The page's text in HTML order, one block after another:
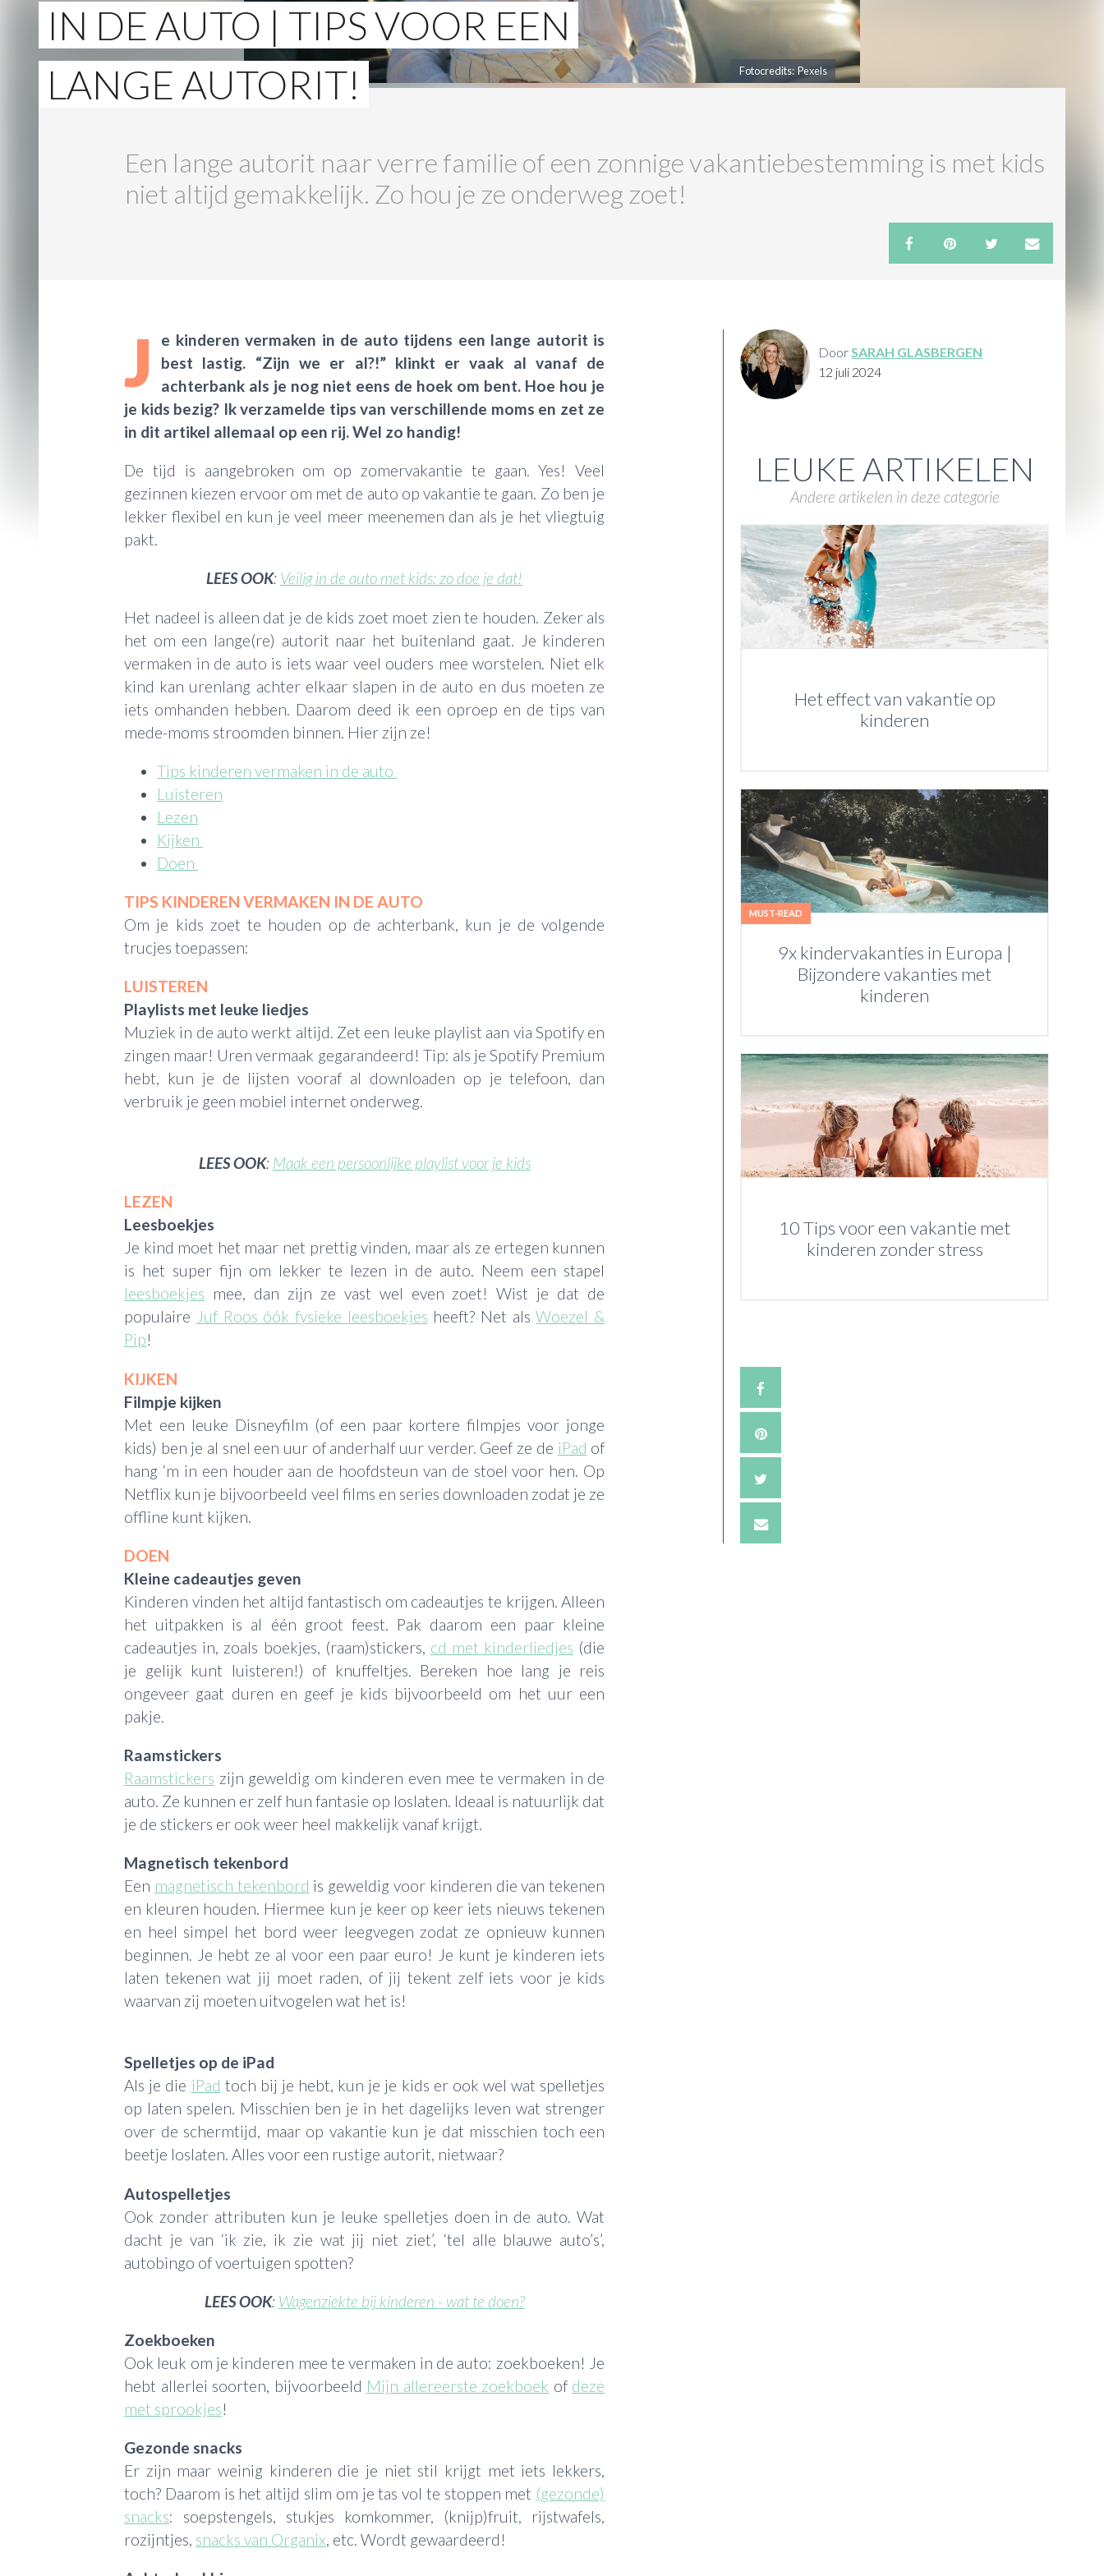
Fotocredits: Pexels
IN DE AUTO | TIPS VOOR EEN
LANGE AUTORIT!
Een lange autorit naar verre familie of een zonnige vakantiebestemming is met kids
niet altijd gemakkelijk. Zo hou je ze onderweg zoet!
J
e kinderen vermaken in de auto tijdens een lange autorit is
best lastig. “Zijn we er al?!” klinkt er vaak al vanaf de
achterbank als je nog niet eens de hoek om bent. Hoe hou je
je kids bezig? Ik verzamelde tips van verschillende moms en zet ze
in dit artikel allemaal op een rij. Wel zo handig!
De tijd is aangebroken om op zomervakantie te gaan. Yes! Veel
gezinnen kiezen ervoor om met de auto op vakantie te gaan. Zo ben je
lekker flexibel en kun je veel meer meenemen dan als je het vliegtuig
pakt.
LEES OOK: Veilig in de auto met kids: zo doe je dat!
Het nadeel is alleen dat je de kids zoet moet zien te houden. Zeker als
het om een lange(re) autorit naar het buitenland gaat. Je kinderen
vermaken in de auto is iets waar veel ouders mee worstelen. Niet elk
kind kan urenlang achter elkaar slapen in de auto en dus moeten ze
iets omhanden hebben. Daarom deed ik een oproep en de tips van
mede-moms stroomden binnen. Hier zijn ze!
Tips kinderen vermaken in de auto
Luisteren
Lezen
Kijken
Doen
TIPS KINDEREN VERMAKEN IN DE AUTO
Om je kids zoet te houden op de achterbank, kun je de volgende
trucjes toepassen:
LUISTEREN
Playlists met leuke liedjes
Muziek in de auto werkt altijd. Zet een leuke playlist aan via Spotify en
zingen maar! Uren vermaak gegarandeerd! Tip: als je Spotify Premium
hebt, kun je de lijsten vooraf al downloaden op je telefoon, dan
verbruik je geen mobiel internet onderweg.
LEES OOK: Maak een persoonlijke playlist voor je kids
LEZEN
Leesboekjes
Je kind moet het maar net prettig vinden, maar als ze ertegen kunnen
is het super fijn om lekker te lezen in de auto. Neem een stapel
leesboekjes mee, dan zijn ze vast wel even zoet! Wist je dat de
populaire Juf Roos óók fysieke leesboekjes heeft? Net alsWoezel &
Pip!
KIJKEN
Filmpje kijken
Met een leuke Disneyfilm (of een paar kortere filmpjes voor jonge
kids) ben je al snel een uur of anderhalf uur verder. Geef ze de iPad of
hang ‘m in een houder aan de hoofdsteun van de stoel voor hen. Op
Netflix kun je bijvoorbeeld veel films en series downloaden zodat je ze
offline kunt kijken.
DOEN
Kleine cadeautjes geven
Kinderen vinden het altijd fantastisch om cadeautjes te krijgen. Alleen
het uitpakken is al één groot feest. Pak daarom een paar kleine
cadeautjes in, zoals boekjes, (raam)stickers, cd met kinderliedjes (die
je gelijk kunt luisteren!) of knuffeltjes. Bereken hoe lang je reis
ongeveer gaat duren en geef je kids bijvoorbeeld om het uur een
pakje.
Raamstickers
Raamstickers zijn geweldig om kinderen even mee te vermaken in de
auto. Ze kunnen er zelf hun fantasie op loslaten. Ideaal is natuurlijk dat
je de stickers er ook weer heel makkelijk vanaf krijgt.
Magnetisch tekenbord
Een magnetisch tekenbord is geweldig voor kinderen die van tekenen
en kleuren houden. Hiermee kun je keer op keer iets nieuws tekenen
en heel simpel het bord weer leegvegen zodat ze opnieuw kunnen
beginnen. Je hebt ze al voor een paar euro! Je kunt je kinderen iets
laten tekenen wat jij moet raden, of jij tekent zelf iets voor je kids
waarvan zij moeten uitvogelen wat het is!
Spelletjes op de iPad
Als je die iPad toch bij je hebt, kun je je kids er ook wel wat spelletjes
op laten spelen. Misschien ben je in het dagelijks leven wat strenger
over de schermtijd, maar op vakantie kun je dat misschien toch een
beetje loslaten. Alles voor een rustige autorit, nietwaar?
Autospelletjes
Ook zonder attributen kun je leuke spelletjes doen in de auto. Wat
dacht je van ‘ik zie, ik zie wat jij niet ziet’, ‘tel alle blauwe auto’s’,
autobingo of voertuigen spotten?
LEES OOK: Wagenziekte bij kinderen - wat te doen?
Zoekboeken
Ook leuk om je kinderen mee te vermaken in de auto: zoekboeken! Je
hebt allerlei soorten, bijvoorbeeld Mijn allereerste zoekboek of deze
met sprookjes!
Gezonde snacks
Er zijn maar weinig kinderen die je niet stil krijgt met iets lekkers,
toch? Daarom is het altijd slim om je tas vol te stoppen met (gezonde)
snacks: soepstengels, stukjes komkommer, (knijp)fruit, rijstwafels,
rozijntjes, snacks van Organix, etc. Wordt gewaardeerd!
Door SARAH GLASBERGEN
12 juli 2024
LEUKE ARTIKELEN
Andere artikelen in deze categorie
Het effect van vakantie op
kinderen
MUST-READ
9x kindervakanties in Europa |
Bijzondere vakanties met
kinderen
10 Tips voor een vakantie met
kinderen zonder stress